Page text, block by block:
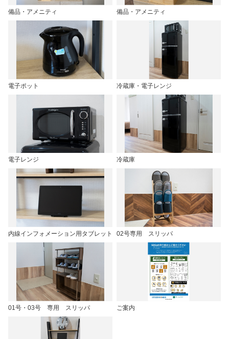
備品・アメニティ 備品・アメニティ
電子ポット 冷蔵庫・電子レンジ
電子レンジ 冷蔵庫
内線インフォメーション用タブレット 02号専用 スリッパ
01号・03号 専用 スリッパ ご案内